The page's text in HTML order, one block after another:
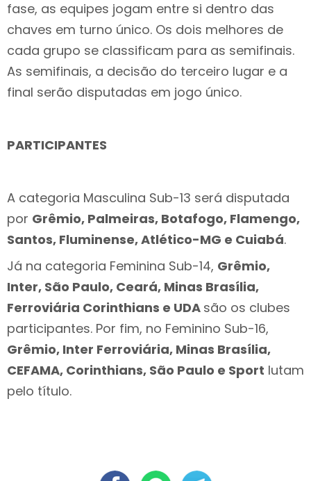
fase, as equipes jogam entre si dentro das
chaves em turno único. Os dois melhores de
cada grupo se classificam para as semifinais.
As semifinais, a decisão do terceiro lugar e a
final serão disputadas em jogo único.
PARTICIPANTES
A categoria Masculina Sub-13 será disputada
por Grêmio, Palmeiras, Botafogo, Flamengo,
Santos, Fluminense, Atlético-MG e Cuiabá.
Já na categoria Feminina Sub-14, Grêmio,
Inter, São Paulo, Ceará, Minas Brasília,
Ferroviária Corinthians e UDA são os clubes
participantes. Por fim, no Feminino Sub-16,
Grêmio, Inter Ferroviária, Minas Brasília,
CEFAMA, Corinthians, São Paulo e Sport lutam
pelo título.